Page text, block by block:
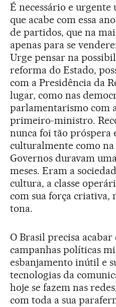
É necessário e
que acabe com essa
de partidos, que na
apenas para se
Urge pensar na
reforma do Estado,
com a Presidência da
lugar, como nas
parlamentarismo com
primeiro-ministro.
nunca foi tão próspera
culturalmente como na
Governos duravam
meses. Eram a
cultura, a classe
com sua força criativa,
tona.
O Brasil precisa acabar
campanhas políticas
esbanjamento inútil e
tecnologias da
hoje se fazem nas
com toda a sua